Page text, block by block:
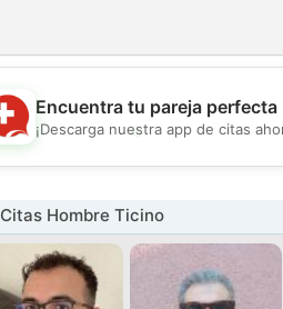
💖
Encuentra tu pareja perfecta
¡Descarga nuestra app de citas
Citas Hombre Ticino